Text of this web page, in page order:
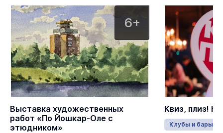
6+
Выставка художественных
работ «По Йошкар-Оле с
этюдником»
Квиз, плиз!
Клубы и бары